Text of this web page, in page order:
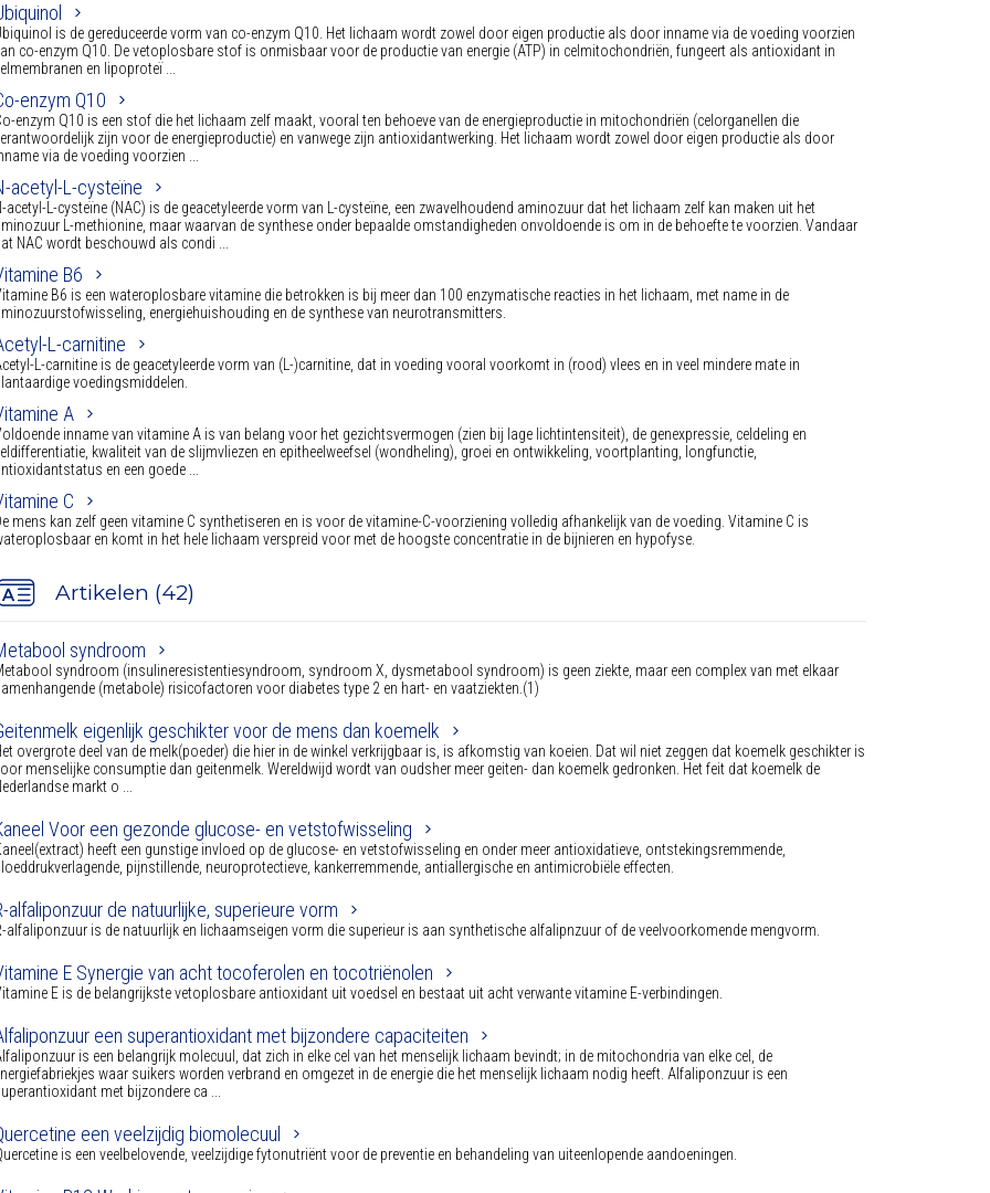
is de gereduceerde vorm van co-enzym Q10. Het lichaam wordt zowel door eigen productie als door inname via de voeding voorzien
co-enzym Q10. De vetoplosbare stof is onmisbaar voor de productie van energie (ATP) in celmitochondriën, fungeert als antioxidant in
en lipoproteï ...
enzym Q10
enzym Q10 is een stof die het lichaam zelf maakt, vooral ten behoeve van de energieproductie in mitochondriën (celorganellen die
zijn voor de energieproductie) en vanwege zijn antioxidantwerking. Het lichaam wordt zowel door eigen productie als door
via de voeding voorzien ...
acetyl-L-cysteïne
acetyl-L-cysteïne (NAC) is de geacetyleerde vorm van L-cysteïne, een zwavelhoudend aminozuur dat het lichaam zelf kan maken uit het
L-methionine, maar waarvan de synthese onder bepaalde omstandigheden onvoldoende is om in de behoefte te voorzien. Vandaar
NAC wordt beschouwd als condi ...
B6
B6 is een wateroplosbare vitamine die betrokken is bij meer dan 100 enzymatische reacties in het lichaam, met name in de
energiehuishouding en de synthese van neurotransmitters.
L-carnitine
L-carnitine is de geacetyleerde vorm van (L-)carnitine, dat in voeding vooral voorkomt in (rood) vlees en in veel mindere mate in
voedingsmiddelen.
A
inname van vitamine A is van belang voor het gezichtsvermogen (zien bij lage lichtintensiteit), de genexpressie, celdeling en
kwaliteit van de slijmvliezen en epitheelweefsel (wondheling), groei en ontwikkeling, voortplanting, longfunctie,
en een goede ...
C
mens kan zelf geen vitamine C synthetiseren en is voor de vitamine-C-voorziening volledig afhankelijk van de voeding. Vitamine C is
en komt in het hele lichaam verspreid voor met de hoogste concentratie in de bijnieren en hypofyse.
Artikelen (42)
syndroom
syndroom (insulineresistentiesyndroom, syndroom X, dysmetabool syndroom) is geen ziekte, maar een complex van met elkaar
(metabole) risicofactoren voor diabetes type 2 en hart- en vaatziekten.(1)
eigenlijk geschikter voor de mens dan koemelk
overgrote deel van de melk(poeder) die hier in de winkel verkrijgbaar is, is afkomstig van koeien. Dat wil niet zeggen dat koemelk geschikter is
menselijke consumptie dan geitenmelk. Wereldwijd wordt van oudsher meer geiten- dan koemelk gedronken. Het feit dat koemelk de
markt o ...
Voor een gezonde glucose- en vetstofwisseling
heeft een gunstige invloed op de glucose- en vetstofwisseling en onder meer antioxidatieve, ontstekingsremmende,
pijnstillende, neuroprotectieve, kankerremmende, antiallergische en antimicrobiële effecten.
alfaliponzuur de natuurlijke, superieure vorm
alfaliponzuur is de natuurlijk en lichaamseigen vorm die superieur is aan synthetische alfalipnzuur of de veelvoorkomende mengvorm.
E Synergie van acht tocoferolen en tocotriënolen
E is de belangrijkste vetoplosbare antioxidant uit voedsel en bestaat uit acht verwante vitamine E-verbindingen.
een superantioxidant met bijzondere capaciteiten
is een belangrijk molecuul, dat zich in elke cel van het menselijk lichaam bevindt; in de mitochondria van elke cel, de
waar suikers worden verbrand en omgezet in de energie die het menselijk lichaam nodig heeft. Alfaliponzuur is een
met bijzondere ca ...
een veelzijdig biomolecuul
is een veelbelovende, veelzijdige fytonutriënt voor de preventie en behandeling van uiteenlopende aandoeningen.